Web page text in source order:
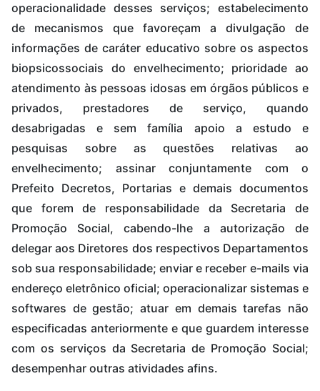
operacionalidade desses serviços; estabelecimento
de mecanismos que favoreçam a divulgação de
informações de caráter educativo sobre os aspectos
biopsicossociais do envelhecimento; prioridade ao
atendimento às pessoas idosas em órgãos públicos e
privados, prestadores de serviço, quando
desabrigadas e sem família apoio a estudo e
pesquisas sobre as questões relativas ao
envelhecimento; assinar conjuntamente com o
Prefeito Decretos, Portarias e demais documentos
que forem de responsabilidade da Secretaria de
Promoção Social, cabendo-lhe a autorização de
delegar aos Diretores dos respectivos Departamentos
sob sua responsabilidade; enviar e receber e-mails via
endereço eletrônico oficial; operacionalizar sistemas e
softwares de gestão; atuar em demais tarefas não
especificadas anteriormente e que guardem interesse
com os serviços da Secretaria de Promoção Social;
desempenhar outras atividades afins.